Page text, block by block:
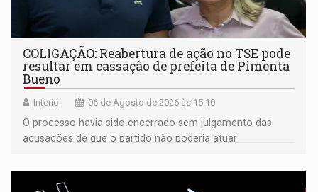
COLIGAÇÃO: Reabertura de ação no TSE pode
resultar em cassação de prefeita de Pimenta
Bueno
Interior 06 de Agosto de 2026 às 15:10
O processo havia sido encerrado sem julgamento das
acusações de que o partido não poderia atuar